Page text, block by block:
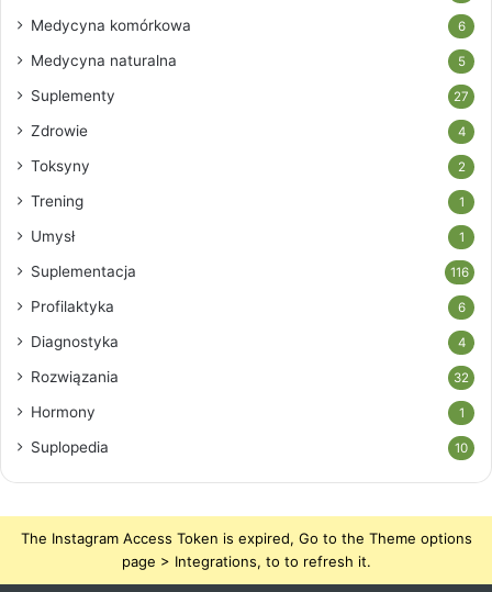
Medycyna komórkowa 6
Medycyna naturalna 5
Suplementy 27
Zdrowie 4
Toksyny 2
Trening 1
Umysł 1
Suplementacja 116
Profilaktyka 6
Diagnostyka 4
Rozwiązania 32
Hormony 1
Suplopedia 10
The Instagram Access Token is expired, Go to the Theme options
page > Integrations, to to refresh it.